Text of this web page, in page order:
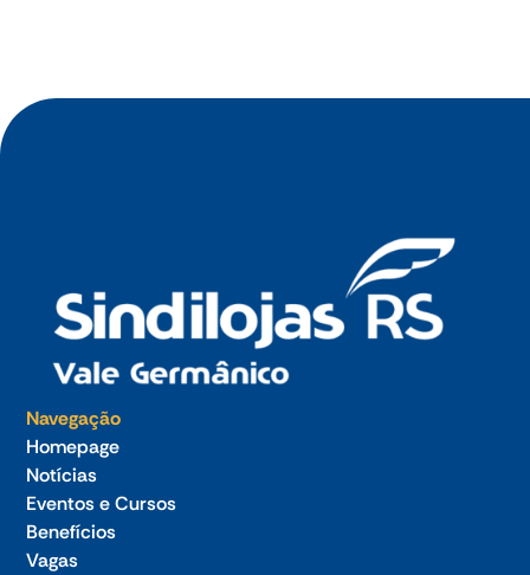
Navegação
Homepage
Notícias
Eventos e Cursos
Benefícios
Vagas